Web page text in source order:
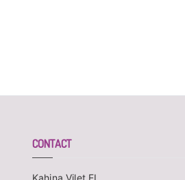
CONTACT
Kahina Vilet EI